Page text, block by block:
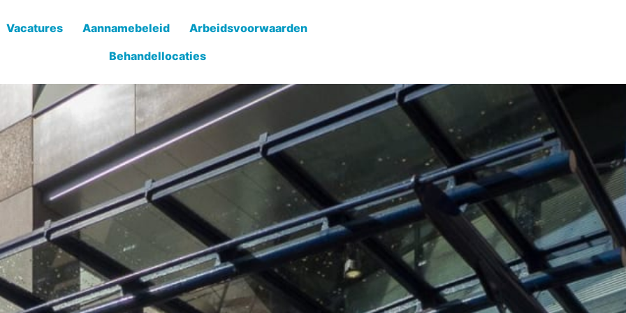
Vacatures Aannamebeleid
Arbeidsvoorwaarden
Behandellocaties